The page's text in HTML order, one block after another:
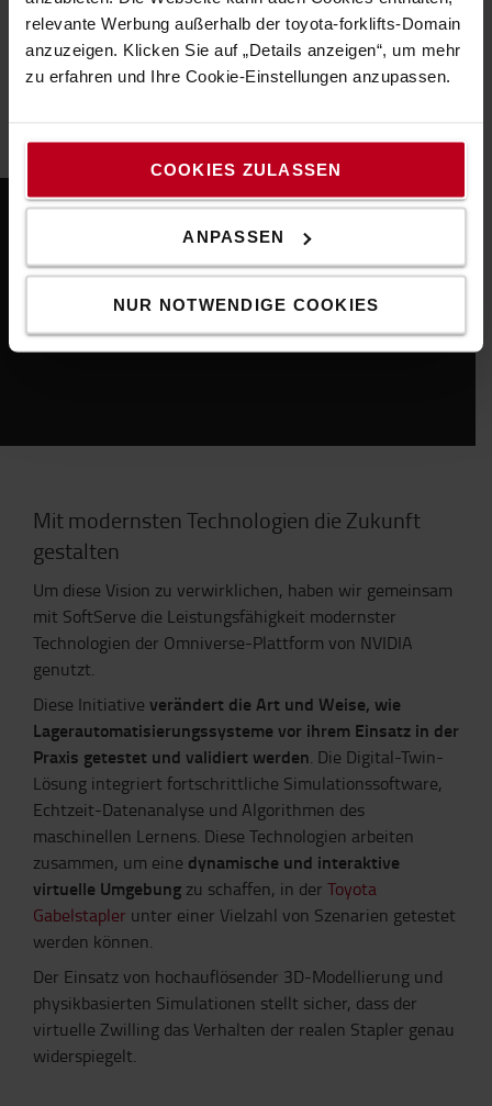
relevante Werbung außerhalb der toyota-forklifts-Domain
anzuzeigen. Klicken Sie auf „Details anzeigen“, um mehr
zu erfahren und Ihre Cookie-Einstellungen anzupassen.
COOKIES ZULASSEN
ANPASSEN
NUR NOTWENDIGE COOKIES
Auftragsstrukturen getestet werden, wobei die reale
Fahrzeugsoftware und KI-Modelle in den Prozess
eingebunden sind. So können wir die Systemleistung
accept marketing-cookiesto watch this video.
Mit modernsten Technologien die Zukunft
gestalten
Um diese Vision zu verwirklichen, haben wir gemeinsam
mit SoftServe die Leistungsfähigkeit modernster
Technologien der Omniverse-Plattform von NVIDIA
genutzt.
Diese Initiative verändert die Art und Weise, wie
Lagerautomatisierungssysteme vor ihrem Einsatz in der
Praxis getestet und validiert werden. Die Digital-Twin-
Lösung integriert fortschrittliche Simulationssoftware,
Echtzeit-Datenanalyse und Algorithmen des
maschinellen Lernens. Diese Technologien arbeiten
zusammen, um eine dynamische und interaktive
virtuelle Umgebung zu schaffen, in der Toyota
Gabelstapler unter einer Vielzahl von Szenarien getestet
werden können.
Der Einsatz von hochauflösender 3D-Modellierung und
physikbasierten Simulationen stellt sicher, dass der
virtuelle Zwilling das Verhalten der realen Stapler genau
widerspiegelt.